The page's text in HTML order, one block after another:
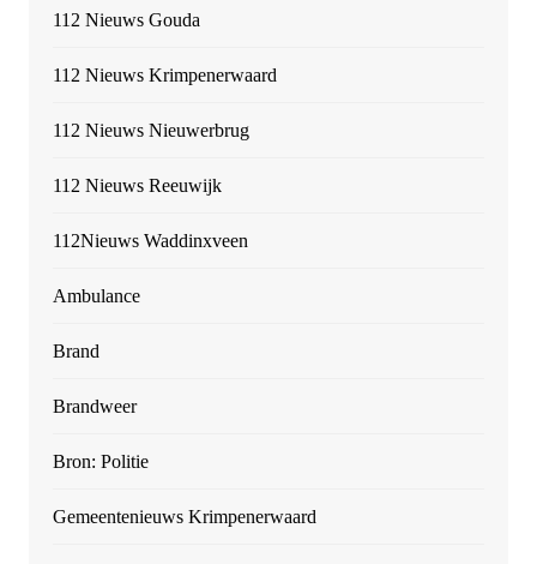
112 Nieuws Gouda
112 Nieuws Krimpenerwaard
112 Nieuws Nieuwerbrug
112 Nieuws Reeuwijk
112Nieuws Waddinxveen
Ambulance
Brand
Brandweer
Bron: Politie
Gemeentenieuws Krimpenerwaard